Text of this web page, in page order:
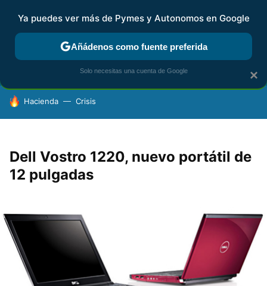
FISCALIDAD Y CONTABILIDAD KIT DIGITAL RENTA
HOY SE HABLA DE
Hacienda Crisis
Dell Vostro 1220, nuevo portátil de
12 pulgadas
×
Ya puedes ver más de Pymes y Autonomos en Google
Añádenos como fuente preferida
Solo necesitas una cuenta de Google